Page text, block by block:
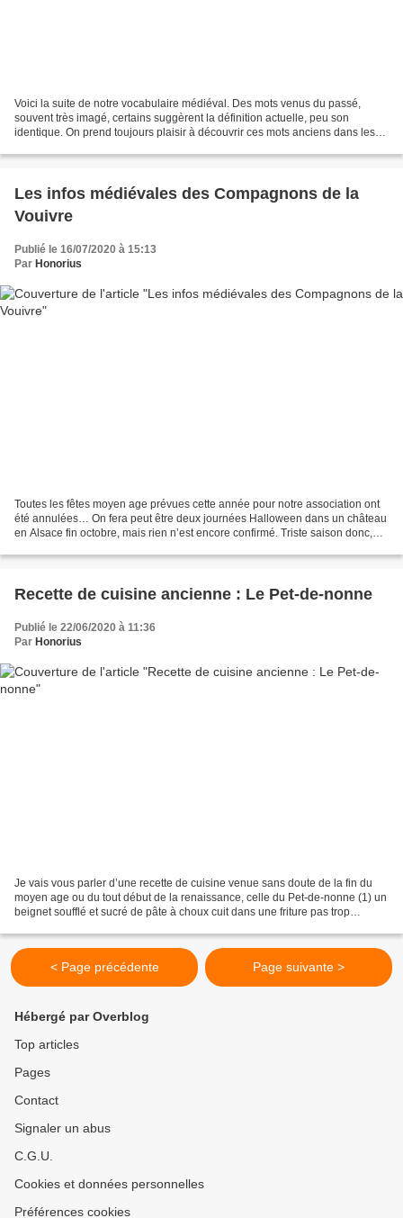
Voici la suite de notre vocabulaire médiéval. Des mots venus du passé,
souvent très imagé, certains suggèrent la définition actuelle, peu son
identique. On prend toujours plaisir à découvrir ces mots anciens dans les
Les infos médiévales des Compagnons de la
Vouivre
Publié le 16/07/2020 à 15:13
Par Honorius
Toutes les fêtes moyen age prévues cette année pour notre association ont
été annulées… On fera peut être deux journées Halloween dans un château
en Alsace fin octobre, mais rien n’est encore confirmé. Triste saison donc,
Recette de cuisine ancienne : Le Pet-de-nonne
Publié le 22/06/2020 à 11:36
Par Honorius
Je vais vous parler d’une recette de cuisine venue sans doute de la fin du
moyen age ou du tout début de la renaissance, celle du Pet-de-nonne (1) un
beignet soufflé et sucré de pâte à choux cuit dans une friture pas trop
< Page précédente Page suivante >
Hébergé par Overblog
Top articles
Pages
Contact
Signaler un abus
C.G.U.
Cookies et données personnelles
Préférences cookies